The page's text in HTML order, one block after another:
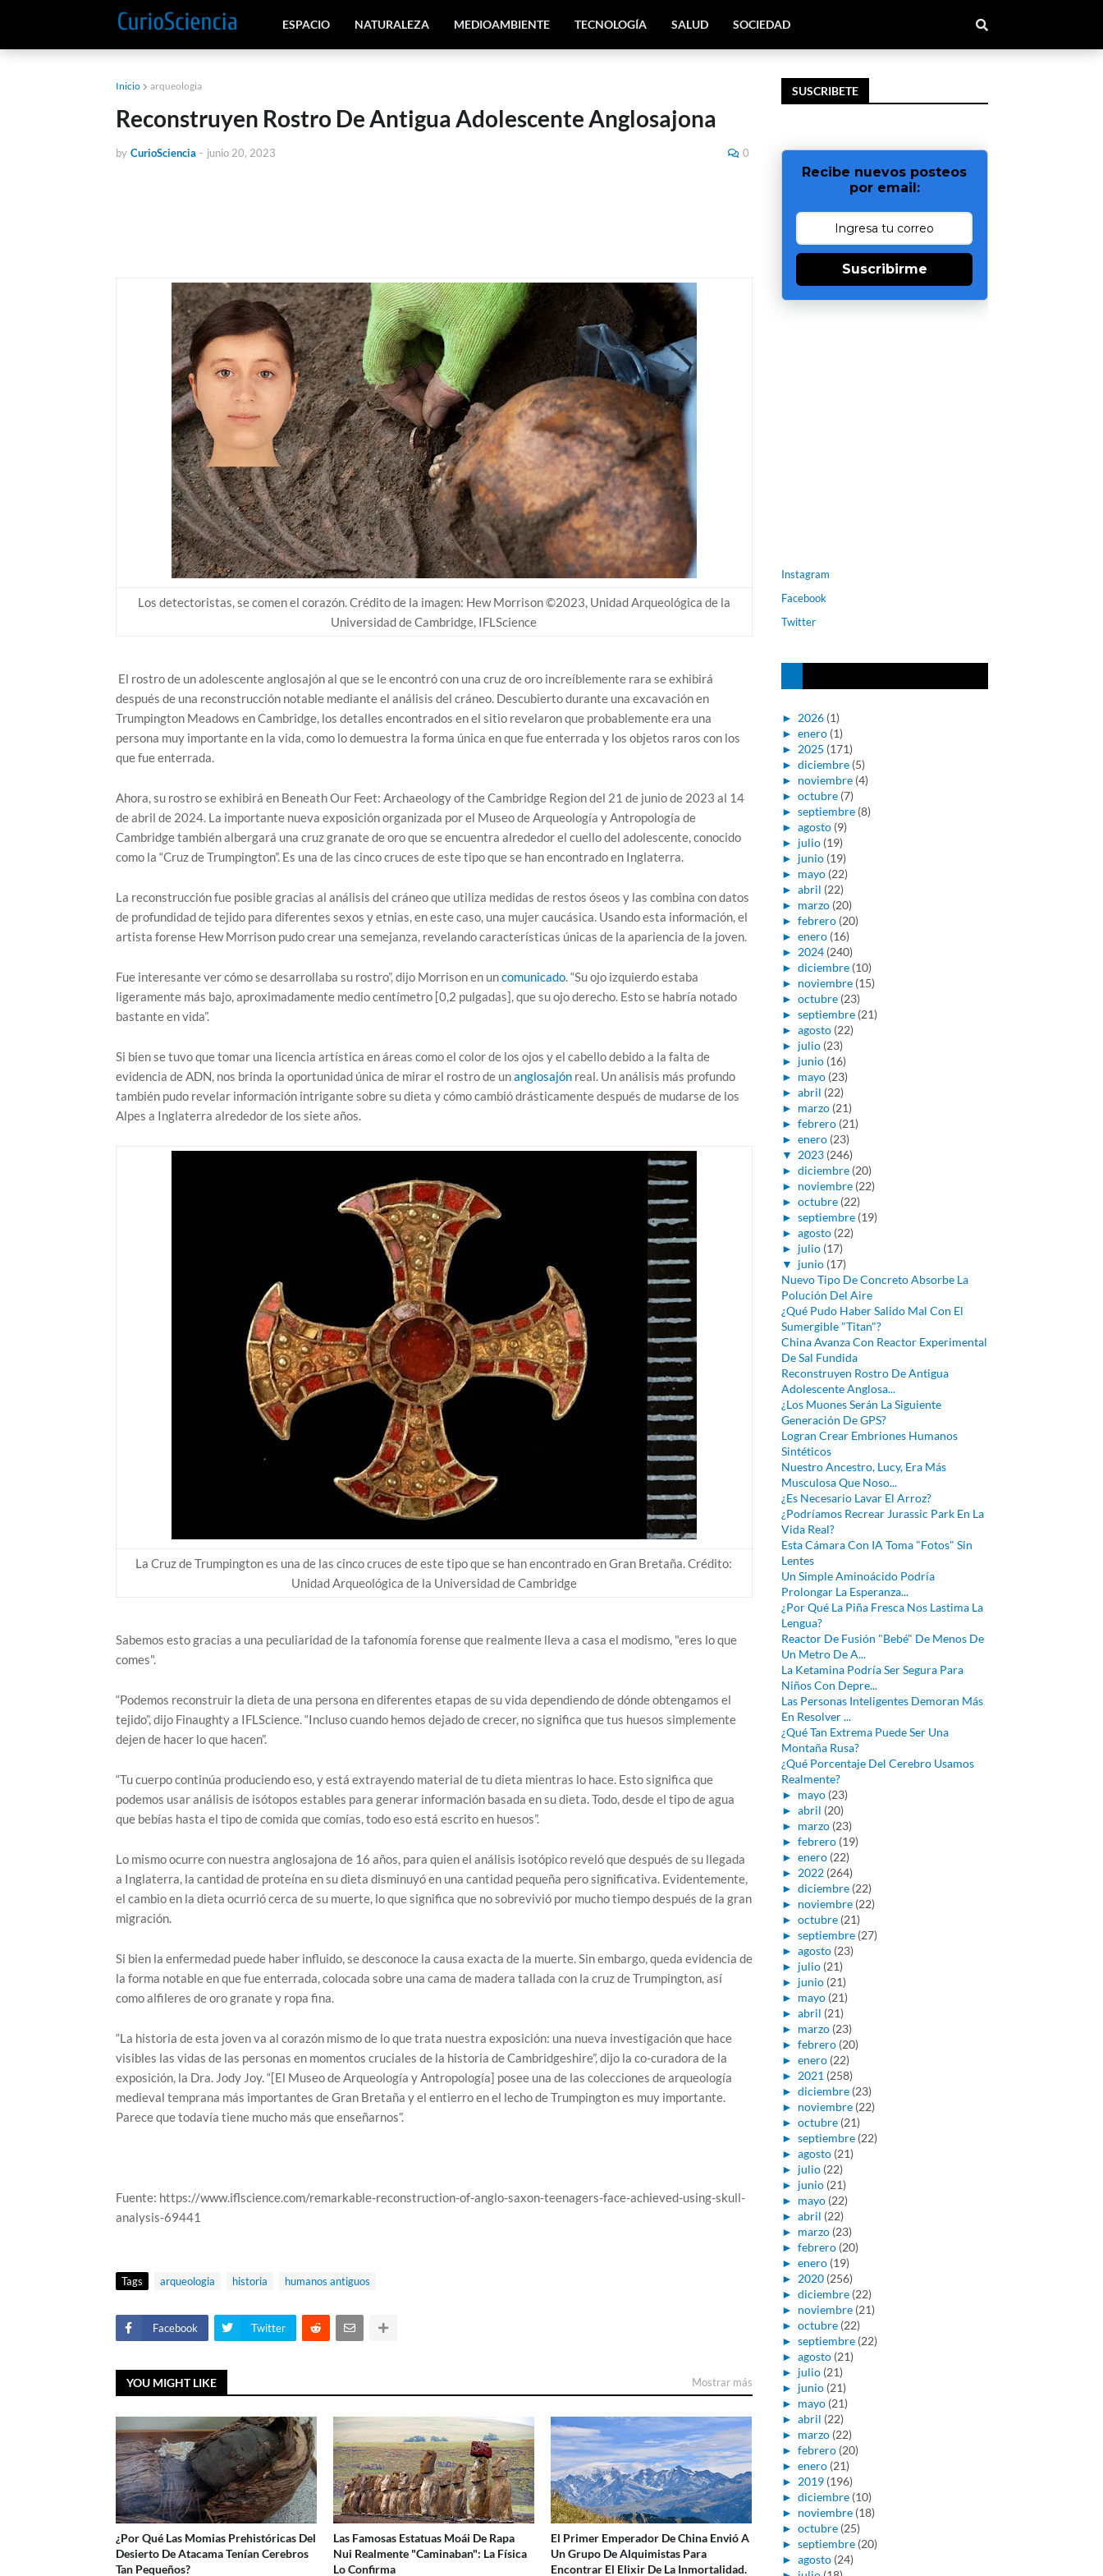
ESPACIO NATURALEZA MEDIOAMBIENTE TECNOLOGÍA SALUD SOCIEDAD
Inicio arqueologia
Reconstruyen Rostro De Antigua Adolescente Anglosajona
by CurioSciencia - junio 20, 2023 0
Los detectoristas, se comen el corazón. Crédito de la imagen: Hew Morrison ©2023, Unidad Arqueológica de la
Universidad de Cambridge, IFLScience
El rostro de un adolescente anglosajón al que se le encontró con una cruz de oro increíblemente rara se exhibirá
después de una reconstrucción notable mediante el análisis del cráneo. Descubierto durante una excavación en
Trumpington Meadows en Cambridge, los detalles encontrados en el sitio revelaron que probablemente era una
persona muy importante en la vida, como lo demuestra la forma única en que fue enterrada y los objetos raros con los
que fue enterrada.
Ahora, su rostro se exhibirá en Beneath Our Feet: Archaeology of the Cambridge Region del 21 de junio de 2023 al 14
de abril de 2024. La importante nueva exposición organizada por el Museo de Arqueología y Antropología de
Cambridge también albergará una cruz granate de oro que se encuentra alrededor el cuello del adolescente, conocido
como la “Cruz de Trumpington”. Es una de las cinco cruces de este tipo que se han encontrado en Inglaterra.
La reconstrucción fue posible gracias al análisis del cráneo que utiliza medidas de restos óseos y las combina con datos
de profundidad de tejido para diferentes sexos y etnias, en este caso, una mujer caucásica. Usando esta información, el
artista forense Hew Morrison pudo crear una semejanza, revelando características únicas de la apariencia de la joven.
Fue interesante ver cómo se desarrollaba su rostro”, dijo Morrison en uncomunicado. “Su ojo izquierdo estaba
ligeramente más bajo, aproximadamente medio centímetro [0,2 pulgadas], que su ojo derecho. Esto se habría notado
bastante en vida”.
Si bien se tuvo que tomar una licencia artística en áreas como el color de los ojos y el cabello debido a la falta de
evidencia de ADN, nos brinda la oportunidad única de mirar el rostro de unanglosajónreal. Un análisis más profundo
también pudo revelar información intrigante sobre su dieta y cómo cambió drásticamente después de mudarse de los
Alpes a Inglaterra alrededor de los siete años.
La Cruz de Trumpington es una de las cinco cruces de este tipo que se han encontrado en Gran Bretaña. Crédito:
Unidad Arqueológica de la Universidad de Cambridge
Sabemos esto gracias a una peculiaridad de la tafonomía forense que realmente lleva a casa el modismo, "eres lo que
comes".
“Podemos reconstruir la dieta de una persona en diferentes etapas de su vida dependiendo de dónde obtengamos el
tejido”, dijo Finaughty a IFLScience. “Incluso cuando hemos dejado de crecer, no significa que tus huesos simplemente
dejen de hacer lo que hacen”.
“Tu cuerpo continúa produciendo eso, y está extrayendo material de tu dieta mientras lo hace. Esto significa que
podemos usar análisis de isótopos estables para generar información basada en su dieta. Todo, desde el tipo de agua
que bebías hasta el tipo de comida que comías, todo eso está escrito en huesos”.
Lo mismo ocurre con nuestra anglosajona de 16 años, para quien el análisis isotópico reveló que después de su llegada
a Inglaterra, la cantidad de proteína en su dieta disminuyó en una cantidad pequeña pero significativa. Evidentemente,
el cambio en la dieta ocurrió cerca de su muerte, lo que significa que no sobrevivió por mucho tiempo después de la gran
migración.
Si bien la enfermedad puede haber influido, se desconoce la causa exacta de la muerte. Sin embargo, queda evidencia de
la forma notable en que fue enterrada, colocada sobre una cama de madera tallada con la cruz de Trumpington, así
como alfileres de oro granate y ropa fina.
“La historia de esta joven va al corazón mismo de lo que trata nuestra exposición: una nueva investigación que hace
visibles las vidas de las personas en momentos cruciales de la historia de Cambridgeshire”, dijo la co-curadora de la
exposición, la Dra. Jody Joy. “[El Museo de Arqueología y Antropología] posee una de las colecciones de arqueología
medieval temprana más importantes de Gran Bretaña y el entierro en el lecho de Trumpington es muy importante.
Parece que todavía tiene mucho más que enseñarnos”.
Fuente: https://www.iflscience.com/remarkable-reconstruction-of-anglo-saxon-teenagers-face-achieved-using-skull-
analysis-69441
Tags arqueologia historia humanos antiguos
Facebook Twitter
YOU MIGHT LIKE Mostrar más
¿Por Qué Las Momias Prehistóricas Del
Desierto De Atacama Tenían Cerebros
Tan Pequeños?
Las Famosas Estatuas Moái De Rapa
Nui Realmente "Caminaban": La Física
Lo Confirma
El Primer Emperador De China Envió A
Un Grupo De Alquimistas Para
Encontrar El Elixir De La Inmortalidad.
SUSCRIBETE
Recibe nuevos posteos
por email:
Suscribirme
Instagram
Facebook
Twitter
► 2026 (1)
► enero (1)
► 2025 (171)
► diciembre (5)
► noviembre (4)
► octubre (7)
► septiembre (8)
► agosto (9)
► julio (19)
► junio (19)
► mayo (22)
► abril (22)
► marzo (20)
► febrero (20)
► enero (16)
► 2024 (240)
► diciembre (10)
► noviembre (15)
► octubre (23)
► septiembre (21)
► agosto (22)
► julio (23)
► junio (16)
► mayo (23)
► abril (22)
► marzo (21)
► febrero (21)
► enero (23)
▼ 2023 (246)
► diciembre (20)
► noviembre (22)
► octubre (22)
► septiembre (19)
► agosto (22)
► julio (17)
▼ junio (17)
Nuevo Tipo De Concreto Absorbe La
Polución Del Aire
¿Qué Pudo Haber Salido Mal Con El
Sumergible "Titan"?
China Avanza Con Reactor Experimental
De Sal Fundida
Reconstruyen Rostro De Antigua
Adolescente Anglosa...
¿Los Muones Serán La Siguiente
Generación De GPS?
Logran Crear Embriones Humanos
Sintéticos
Nuestro Ancestro, Lucy, Era Más
Musculosa Que Noso...
¿Es Necesario Lavar El Arroz?
¿Podríamos Recrear Jurassic Park En La
Vida Real?
Esta Cámara Con IA Toma "Fotos" Sin
Lentes
Un Simple Aminoácido Podría
Prolongar La Esperanza...
¿Por Qué La Piña Fresca Nos Lastima La
Lengua?
Reactor De Fusión "Bebé" De Menos De
Un Metro De A...
La Ketamina Podría Ser Segura Para
Niños Con Depre...
Las Personas Inteligentes Demoran Más
En Resolver ...
¿Qué Tan Extrema Puede Ser Una
Montaña Rusa?
¿Qué Porcentaje Del Cerebro Usamos
Realmente?
► mayo (23)
► abril (20)
► marzo (23)
► febrero (19)
► enero (22)
► 2022 (264)
► diciembre (22)
► noviembre (22)
► octubre (21)
► septiembre (27)
► agosto (23)
► julio (21)
► junio (21)
► mayo (21)
► abril (21)
► marzo (23)
► febrero (20)
► enero (22)
► 2021 (258)
► diciembre (23)
► noviembre (22)
► octubre (21)
► septiembre (22)
► agosto (21)
► julio (22)
► junio (21)
► mayo (22)
► abril (22)
► marzo (23)
► febrero (20)
► enero (19)
► 2020 (256)
► diciembre (22)
► noviembre (21)
► octubre (22)
► septiembre (22)
► agosto (21)
► julio (21)
► junio (21)
► mayo (21)
► abril (22)
► marzo (22)
► febrero (20)
► enero (21)
► 2019 (196)
► diciembre (10)
► noviembre (18)
► octubre (25)
► septiembre (20)
► agosto (24)